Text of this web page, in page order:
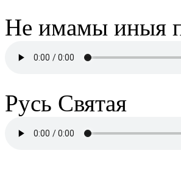
Не имамы иныя
Русь Святая